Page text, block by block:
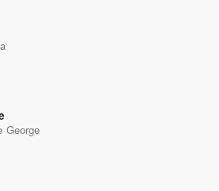
George